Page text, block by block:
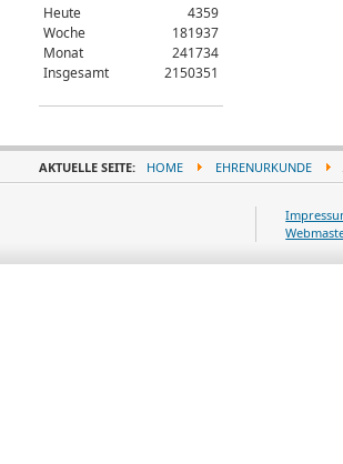
Heute
4359
Woche
181937
Monat
241734
Insgesamt
2150351
AKTUELLE SEITE: HOME EHRENURKUNDE